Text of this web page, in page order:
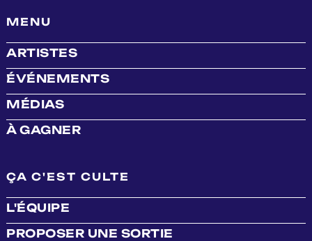
MENU
ARTISTES
ÉVÉNEMENTS
MÉDIAS
À GAGNER
ÇA C'EST CULTE
L'ÉQUIPE
PROPOSER UNE SORTIE